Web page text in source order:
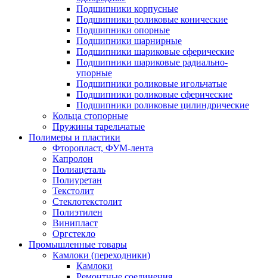
Подшипники корпусные
Подшипники роликовые конические
Подшипники опорные
Подшипники шарнирные
Подшипники шариковые сферические
Подшипники шариковые радиально-
упорные
Подшипники роликовые игольчатые
Подшипники роликовые сферические
Подшипники роликовые цилиндрические
Кольца стопорные
Пружины тарельчатые
Полимеры и пластики
Фторопласт, ФУМ-лента
Капролон
Полиацеталь
Полиуретан
Текстолит
Стеклотекстолит
Полиэтилен
Винипласт
Оргстекло
Промышленные товары
Камлоки (переходники)
Камлоки